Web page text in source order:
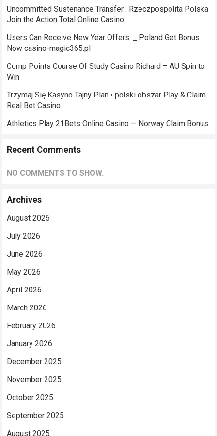
Uncommitted Sustenance Transfer . Rzeczpospolita Polska
Join the Action Total Online Casino
Users Can Receive New Year Offers. _ Poland Get Bonus
Now casino-magic365.pl
Comp Points Course Of Study Casino Richard – AU Spin to
Win
Trzymaj Się Kasyno Tajny Plan • polski obszar Play & Claim
Real Bet Casino
Athletics Play 21Bets Online Casino — Norway Claim Bonus
Recent Comments
NO COMMENTS TO SHOW.
Archives
August 2026
July 2026
June 2026
May 2026
April 2026
March 2026
February 2026
January 2026
December 2025
November 2025
October 2025
September 2025
August 2025